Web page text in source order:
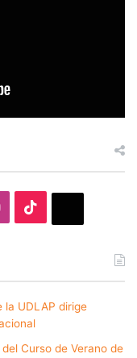
la UDLAP dirige
Curso de Verano de